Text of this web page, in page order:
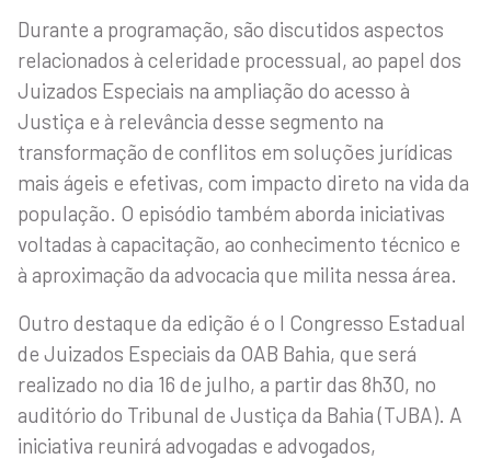
Durante a programação, são discutidos aspectos
relacionados à celeridade processual, ao papel dos
Juizados Especiais na ampliação do acesso à
Justiça e à relevância desse segmento na
transformação de conflitos em soluções jurídicas
mais ágeis e efetivas, com impacto direto na vida da
população. O episódio também aborda iniciativas
voltadas à capacitação, ao conhecimento técnico e
à aproximação da advocacia que milita nessa área.
Outro destaque da edição é o I Congresso Estadual
de Juizados Especiais da OAB Bahia, que será
realizado no dia 16 de julho, a partir das 8h30, no
auditório do Tribunal de Justiça da Bahia (TJBA). A
iniciativa reunirá advogadas e advogados,